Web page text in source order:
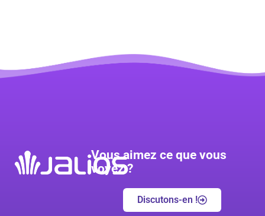
Vous aimez ce que vous
voyez ?
Discutons-en !